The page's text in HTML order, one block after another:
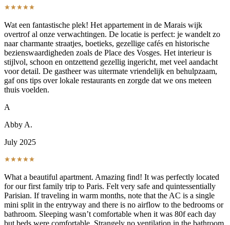
Wat een fantastische plek! Het appartement in de Marais wijk
overtrof al onze verwachtingen. De locatie is perfect: je wandelt zo
naar charmante straatjes, boetieks, gezellige cafés en historische
bezienswaardigheden zoals de Place des Vosges. Het interieur is
stijlvol, schoon en ontzettend gezellig ingericht, met veel aandacht
voor detail. De gastheer was uitermate vriendelijk en behulpzaam,
gaf ons tips over lokale restaurants en zorgde dat we ons meteen
thuis voelden.
A
Abby A.
July 2025
What a beautiful apartment. Amazing find! It was perfectly located
for our first family trip to Paris. Felt very safe and quintessentially
Parisian. If traveling in warm months, note that the AC is a single
mini split in the entryway and there is no airflow to the bedrooms or
bathroom. Sleeping wasn’t comfortable when it was 80f each day
but beds were comfortable. Strangely no ventilation in the bathroom,